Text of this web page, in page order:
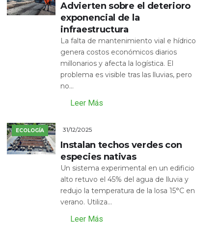
Advierten sobre el deterioro
exponencial de la
infraestructura
La falta de mantenimiento vial e hídrico
genera costos económicos diarios
millonarios y afecta la logística. El
problema es visible tras las lluvias, pero
no...
Leer Más
ECOLOGÍA 31/12/2025
Instalan techos verdes con
especies nativas
Un sistema experimental en un edificio
alto retuvo el 45% del agua de lluvia y
redujo la temperatura de la losa 15°C en
verano. Utiliza...
Leer Más